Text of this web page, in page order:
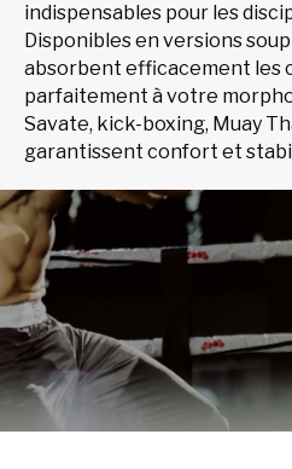
indispensables pour les
Disponibles en versions
absorbent efficacement les
parfaitement à votre
Savate, kick-boxing, Muay
garantissent confort et